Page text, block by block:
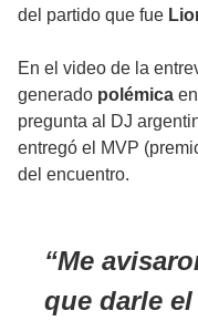
del partido que fue
En el video de la
generado polémica en
pregunta al DJ
entregó el MVP
del encuentro.
Me
que darle